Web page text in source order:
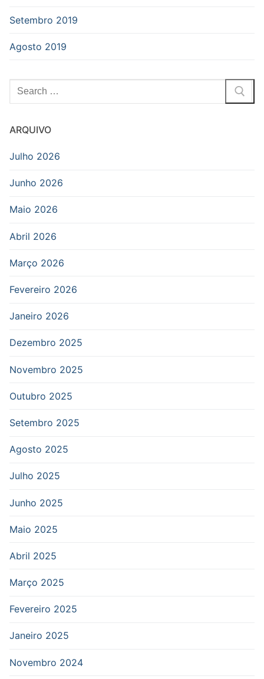
Setembro 2019
Agosto 2019
Pesquisar
por:
ARQUIVO
Julho 2026
Junho 2026
Maio 2026
Abril 2026
Março 2026
Fevereiro 2026
Janeiro 2026
Dezembro 2025
Novembro 2025
Outubro 2025
Setembro 2025
Agosto 2025
Julho 2025
Junho 2025
Maio 2025
Abril 2025
Março 2025
Fevereiro 2025
Janeiro 2025
Novembro 2024